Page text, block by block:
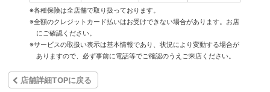
※各種保険は全店舗で取り扱っております。
※全額のクレジットカード払いはお受けできない場合があります。お店
にご確認ください。
※サービスの取扱い表示は基本情報であり、状況により変動する場合が
ありますので、必ず事前に電話等でご確認のうえご来店ください。
店舗詳細TOPに戻る